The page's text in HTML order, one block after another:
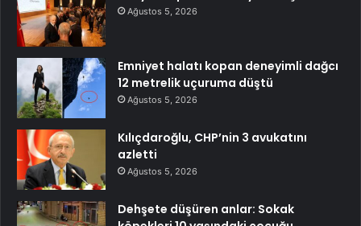
Ağustos 5, 2026
Emniyet halatı kopan deneyimli dağcı
12 metrelik uçuruma düştü
Ağustos 5, 2026
Kılıçdaroğlu, CHP’nin 3 avukatını
azletti
Ağustos 5, 2026
Dehşete düşüren anlar: Sokak